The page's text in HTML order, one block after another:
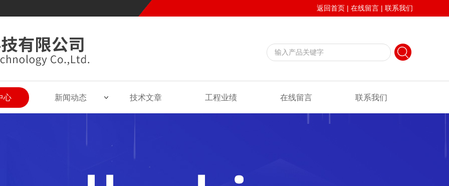
返回首页 | 在线留言 | 联系我们
心 新闻动态 技术文章 工程业绩 在线留言 联系我们